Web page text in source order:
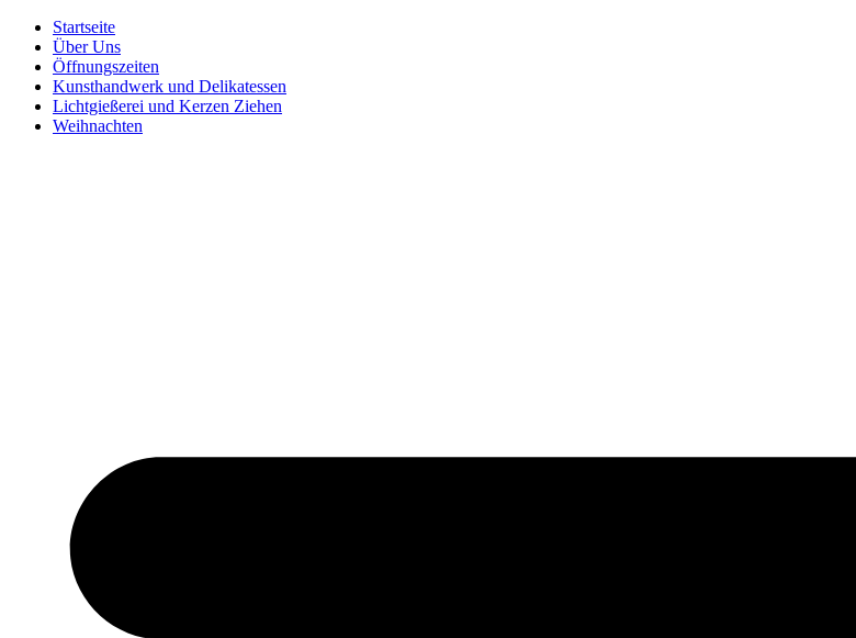
Zum
Inhalt
springen
Startseite
Über Uns
Öffnungszeiten
Kunsthandwerk und Delikatessen
Lichtgießerei und Kerzen Ziehen
Weihnachten